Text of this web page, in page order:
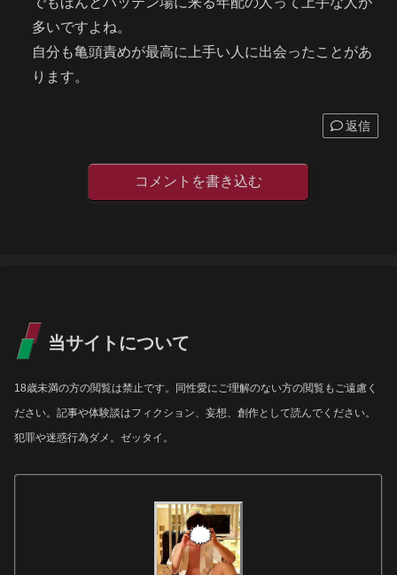
多いですよね。
自分も亀頭責めが最高に上手い人に出会ったことがあ
ります。
返信
コメントを書き込む
当サイトについて
18歳未満の方の閲覧は禁止です。同性愛にご理解のない方の閲覧もご遠慮く
ださい。記事や体験談はフィクション、妄想、創作として読んでください。
犯罪や迷惑行為ダメ。ゼッタイ。